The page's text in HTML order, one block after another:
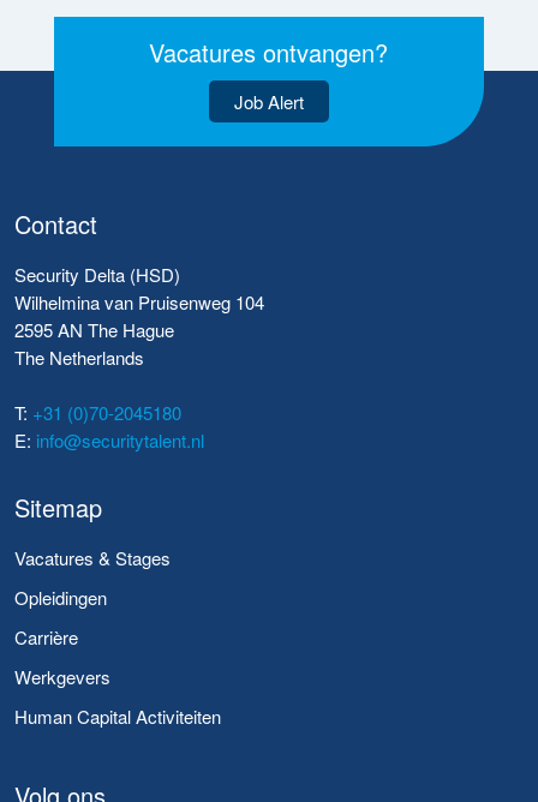
Vacatures ontvangen?
Job Alert
Contact
Security Delta (HSD)
Wilhelmina van Pruisenweg 104
2595 AN The Hague
The Netherlands
T: +31 (0)70-2045180
E: info@securitytalent.nl
Sitemap
Vacatures & Stages
Opleidingen
Carrière
Werkgevers
Human Capital Activiteiten